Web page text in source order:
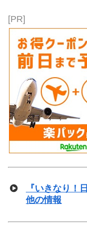
[PR]
『いきなり！
他の情報